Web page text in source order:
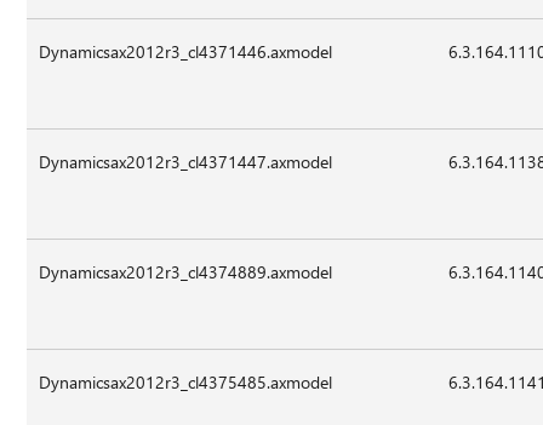
Dynamicsax2012r3_cl4371446.axmodel
Dynamicsax2012r3_cl4371447.axmodel
Dynamicsax2012r3_cl4374889.axmodel
Dynamicsax2012r3_cl4375485.axmodel